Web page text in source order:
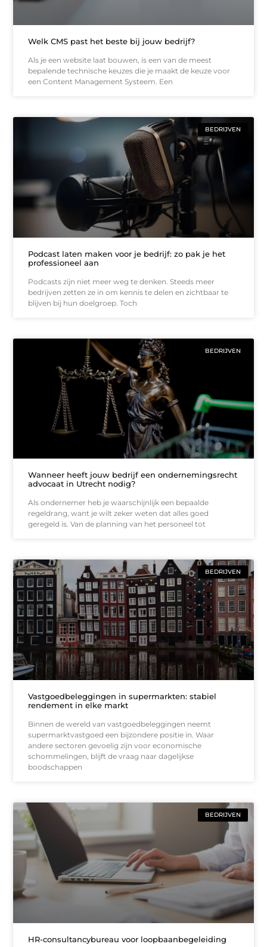
Welk CMS past het beste bij jouw bedrijf?
Als je een website laat bouwen, is een van de meest
bepalende technische keuzes die je maakt de keuze voor
een Content Management Systeem. Een
BEDRIJVEN
Podcast laten maken voor je bedrijf: zo pak je het
professioneel aan
Podcasts zijn niet meer weg te denken. Steeds meer
bedrijven zetten ze in om kennis te delen en zichtbaar te
blijven bij hun doelgroep. Toch
BEDRIJVEN
Wanneer heeft jouw bedrijf een ondernemingsrecht
advocaat in Utrecht nodig?
Als ondernemer heb je waarschijnlijk een bepaalde
regeldrang, want je wilt zeker weten dat alles goed
geregeld is. Van de planning van het personeel tot
BEDRIJVEN
Vastgoedbeleggingen in supermarkten: stabiel
rendement in elke markt
Binnen de wereld van vastgoedbeleggingen neemt
supermarktvastgoed een bijzondere positie in. Waar
andere sectoren gevoelig zijn voor economische
schommelingen, blijft de vraag naar dagelijkse
boodschappen
BEDRIJVEN
HR-consultancybureau voor loopbaanbegeleiding